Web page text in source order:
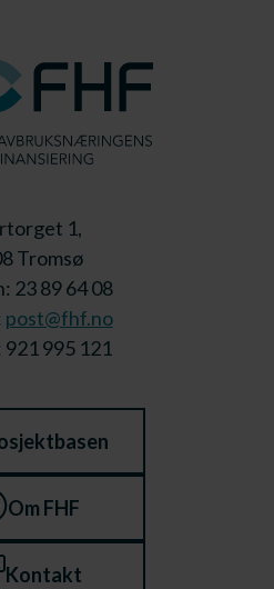
1,
Tromsø
23 89 64 08
post@fhf.no
995 121
Om FHF
Kontakt